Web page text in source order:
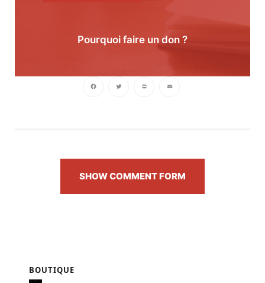
Pourquoi faire un don ?
SHOW COMMENT FORM
BOUTIQUE